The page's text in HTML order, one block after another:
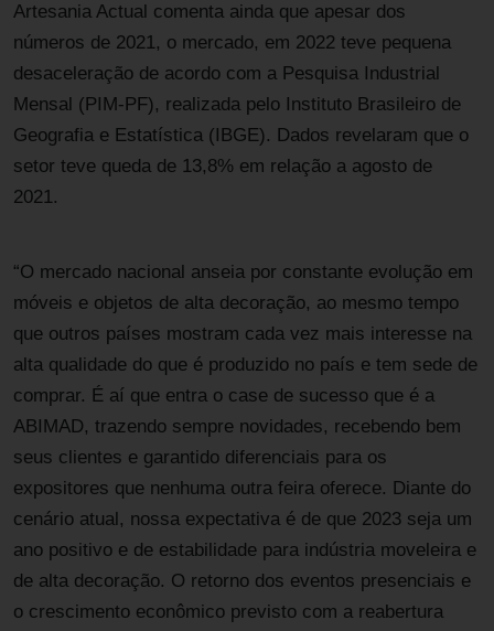
Artesania Actual comenta ainda que apesar dos
números de 2021, o mercado, em 2022 teve pequena
desaceleração de acordo com a Pesquisa Industrial
Mensal (PIM-PF), realizada pelo Instituto Brasileiro de
Geografia e Estatística (IBGE). Dados revelaram que o
setor teve queda de 13,8% em relação a agosto de
2021.
“O mercado nacional anseia por constante evolução em
móveis e objetos de alta decoração, ao mesmo tempo
que outros países mostram cada vez mais interesse na
alta qualidade do que é produzido no país e tem sede de
comprar. É aí que entra o case de sucesso que é a
ABIMAD, trazendo sempre novidades, recebendo bem
seus clientes e garantido diferenciais para os
expositores que nenhuma outra feira oferece. Diante do
cenário atual, nossa expectativa é de que 2023 seja um
ano positivo e de estabilidade para indústria moveleira e
de alta decoração. O retorno dos eventos presenciais e
o crescimento econômico previsto com a reabertura